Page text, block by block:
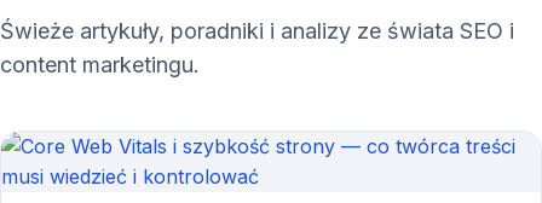
Świeże artykuły, poradniki i analizy ze świata SEO i
content marketingu.